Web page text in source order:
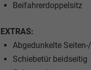
Beifahrerdoppelsitz
EXTRAS:
Abgedunkelte
Schiebetür beidseitig